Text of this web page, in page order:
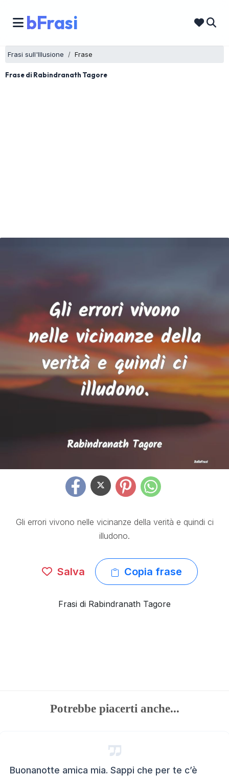
bFrasi
Frasi sull'Illusione Frase
Frase di Rabindranath Tagore
Gli errori vivono nelle vicinanze della verità e quindi ci
illudono.
Salva Copia frase
Frasi di Rabindranath Tagore
Potrebbe piacerti anche...
Buonanotte amica mia. Sappi che per te c’è